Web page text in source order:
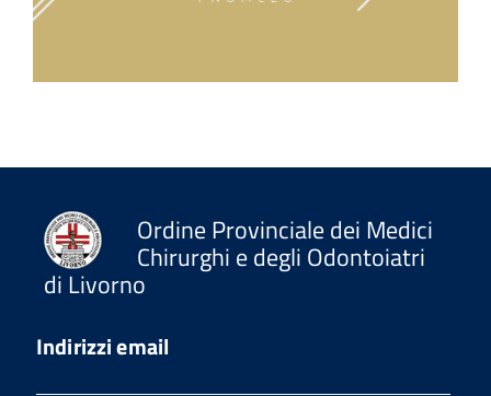
Ordine Provinciale dei Medici
Chirurghi e degli Odontoiatri
di Livorno
Indirizzi email